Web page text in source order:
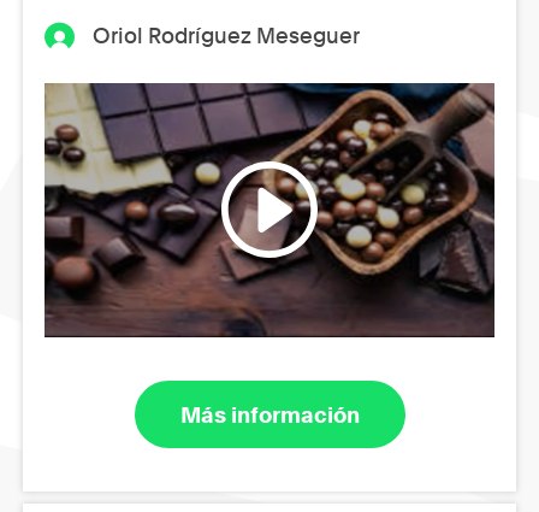
Oriol Rodríguez Meseguer
Más información